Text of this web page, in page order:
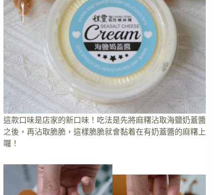
這款口味是店家的新口味！吃法是先將麻糬沾取海鹽奶蓋醬
之後，再沾取脆脆，這樣脆脆就會黏着在有奶蓋醬的麻糬上
囉！